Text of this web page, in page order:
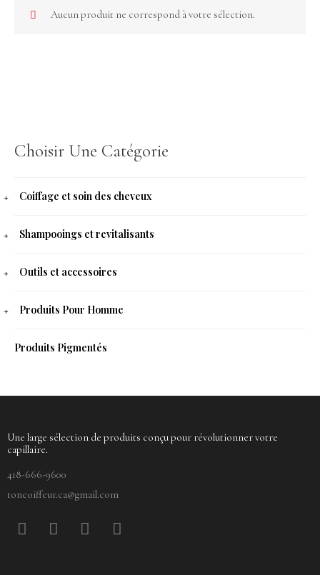
Choisir Une Catégorie
Coiffage et soin des cheveux
Shampooings et revitalisants
Outils et accessoires
Produits Pour Homme
Produits Pigmentés
Aucun produit ne correspond à votre sélection.
Une large sélection de produits conçu pour révolutionner votre
capillaire.
418-666-9600
toncoiffeur.ca@gmail.com
F
a
P
i
Y
o
I
n